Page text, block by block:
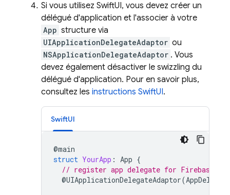
Si vous utilisez SwiftUI, vous devez créer un
délégué d'application et l'associer à votre
App structure via
UIApplicationDelegateAdaptor ou
NSApplicationDelegateAdaptor . Vous
devez également désactiver le swizzling du
délégué d'application. Pour en savoir plus,
consultez les instructions SwiftUI.
SwiftUI
@main
struct YourApp : App {
// register app delegate for Firebase
@UIApplicationDelegateAdaptor(